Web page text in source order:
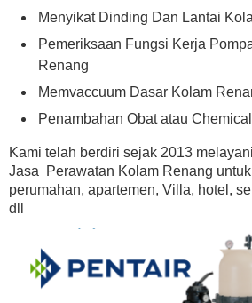
Menyikat Dinding Dan Lantai
Pemeriksaan Fungsi Kerja
Renang
Memvaccuum Dasar Kolam
Penambahan Obat atau
Kami telah berdiri sejak 2013
Jasa Perawatan Kolam Renang
perumahan, apartemen, Villa, hotel,
dll